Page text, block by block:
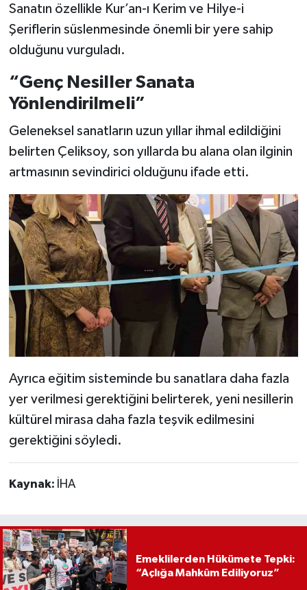
Sanatın özellikle Kur’an-ı Kerim ve Hilye-i
Şeriflerin süslenmesinde önemli bir yere sahip
olduğunu vurguladı.
“Genç Nesiller Sanata
Yönlendirilmeli”
Geleneksel sanatların uzun yıllar ihmal edildiğini
belirten Çeliksoy, son yıllarda bu alana olan ilginin
artmasının sevindirici olduğunu ifade etti.
Ayrıca eğitim sisteminde bu sanatlara daha fazla
yer verilmesi gerektiğini belirterek, yeni nesillerin
kültürel mirasa daha fazla teşvik edilmesini
gerektiğini söyledi.
Kaynak: İHA
Emeklilerden Hükümete Tepki:
“Açlığa Mahkûm Ediliyoruz”